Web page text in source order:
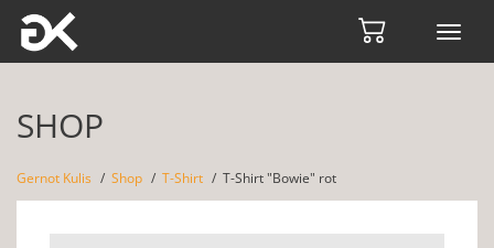
SHOP
Gernot Kulis Shop T-Shirt T-Shirt "Bowie" rot